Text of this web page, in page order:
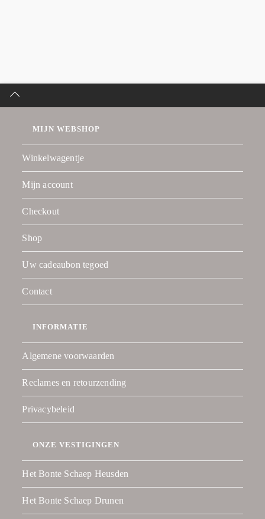
MIJN WEBSHOP
Winkelwagentje
Mijn account
Checkout
Shop
Uw cadeaubon tegoed
Contact
INFORMATIE
Algemene voorwaarden
Reclames en retourzending
Privacybeleid
ONZE VESTIGINGEN
Het Bonte Schaep Heusden
Het Bonte Schaep Drunen